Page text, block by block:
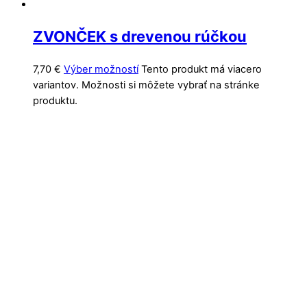
ZVONČEK s drevenou rúčkou
7,70 € Výber možností Tento produkt má viacero
variantov. Možnosti si môžete vybrať na stránke
produktu.